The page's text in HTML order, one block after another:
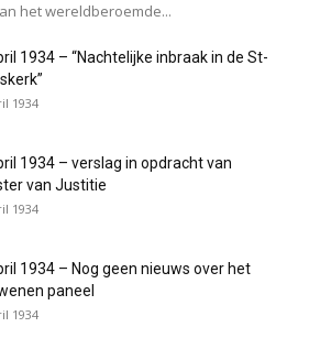
het wereldberoemde...
1934 – “Nachtelijke inbraak in de St-
1934
1934 – verslag in opdracht van
van Justitie
1934
1934 – Nog geen nieuws over het
paneel
1934